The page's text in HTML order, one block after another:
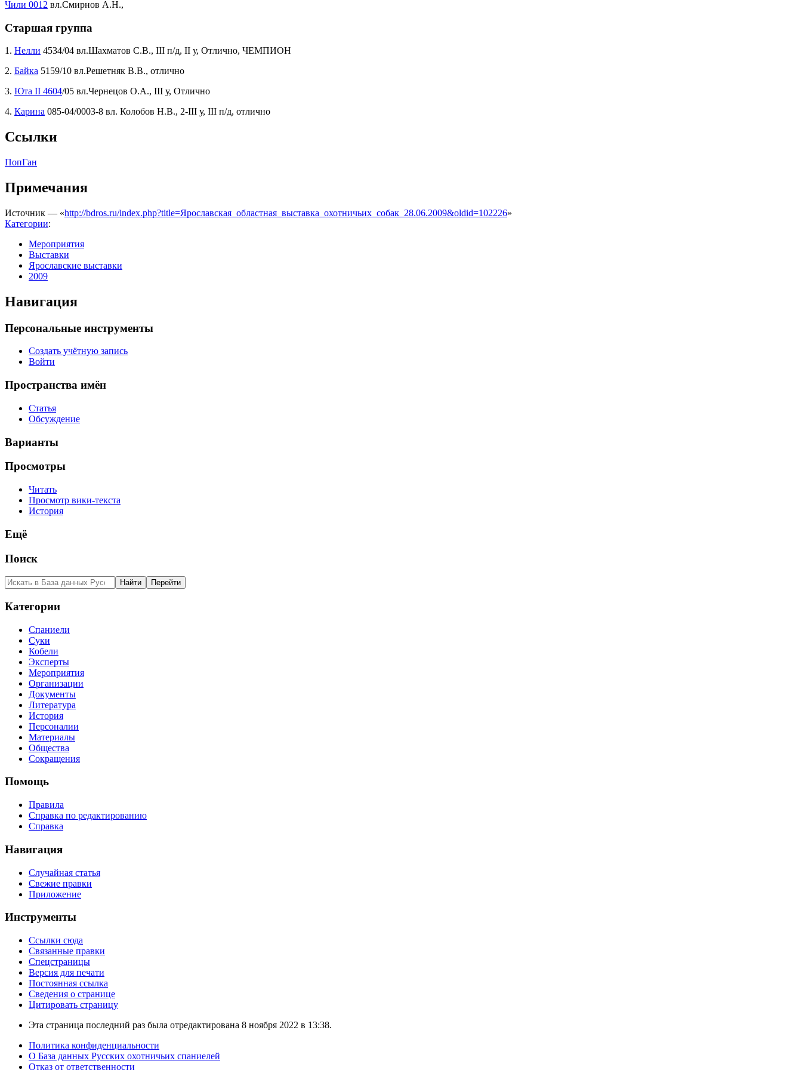
Чили 0012 вл.Смирнов А.Н.,
Старшая группа
1. Нелли 4534/04 вл.Шахматов С.В., III п/д, II у, Отлично, ЧЕМПИОН
2. Байка 5159/10 вл.Решетняк В.В., отлично
3. Юта II 4604/05 вл.Чернецов О.А., III у, Отлично
4. Карина 085-04/0003-8 вл. Колобов Н.В., 2-III у, III п/д, отлично
Ссылки
ПопГан
Примечания
Источник — «http://bdros.ru/index.php?title=Ярославская_областная_выставка_охотничьих_собак_28.06.2009&oldid=102226»
Категории:
Мероприятия
Выставки
Ярославские выставки
2009
Навигация
Персональные инструменты
Создать учётную запись
Войти
Пространства имён
Статья
Обсуждение
Варианты
Просмотры
Читать
Просмотр вики-текста
История
Ещё
Поиск
Категории
Спаниели
Суки
Кобели
Эксперты
Мероприятия
Организации
Документы
Литература
История
Персоналии
Материалы
Общества
Сокращения
Помощь
Правила
Справка по редактированию
Справка
Навигация
Случайная статья
Свежие правки
Приложение
Инструменты
Ссылки сюда
Связанные правки
Спецстраницы
Версия для печати
Постоянная ссылка
Сведения о странице
Цитировать страницу
Эта страница последний раз была отредактирована 8 ноября 2022 в 13:38.
Политика конфиденциальности
О База данных Русских охотничьих спаниелей
Отказ от ответственности